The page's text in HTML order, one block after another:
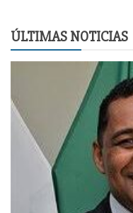
ÚLTIMAS NOTICIAS